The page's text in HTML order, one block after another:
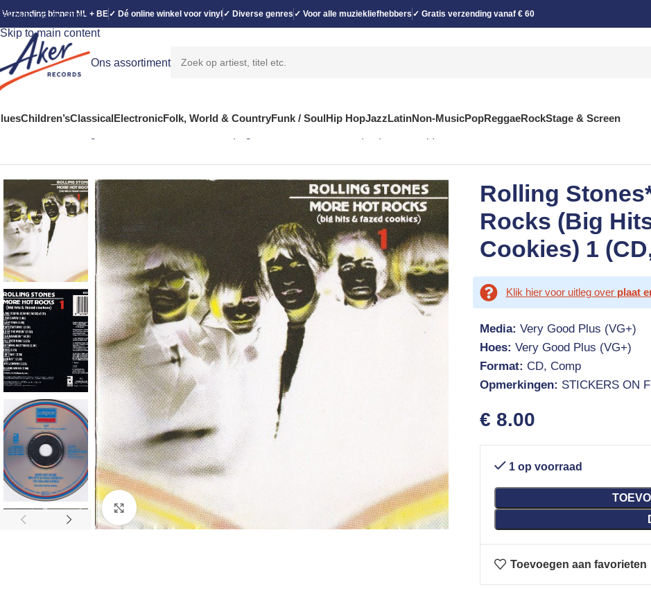
Skip to navigation
Skip to main content
binnen NL + BE✓ Dé online winkel voor vinyl ✓ Diverse genres ✓ Voor alle muziekliefhebbers ✓ Gratis verzending vanaf € 60
Ons assortiment
Children’sClassicalElectronicFolk, World & CountryFunk / SoulHip HopJazzLatinNon-MusicPopReggaeRockStage & Screen
Click to enlarge
Rolling
Rocks (Big
Cookies) 1
Klik hier voor uitleg over plaat
Media: Very Good Plus (VG+)
Hoes: Very Good Plus (VG+)
Format: CD, Comp
Opmerkingen: STICKERS ON
€ 8.00
1 op voorraad
Toevoegen aan favorieten